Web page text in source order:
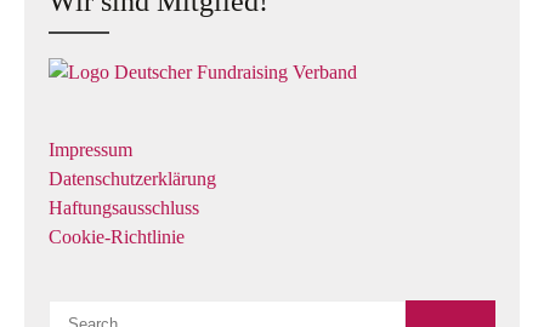
Impressum
Datenschutzerklärung
Haftungsausschluss
Cookie-Richtlinie